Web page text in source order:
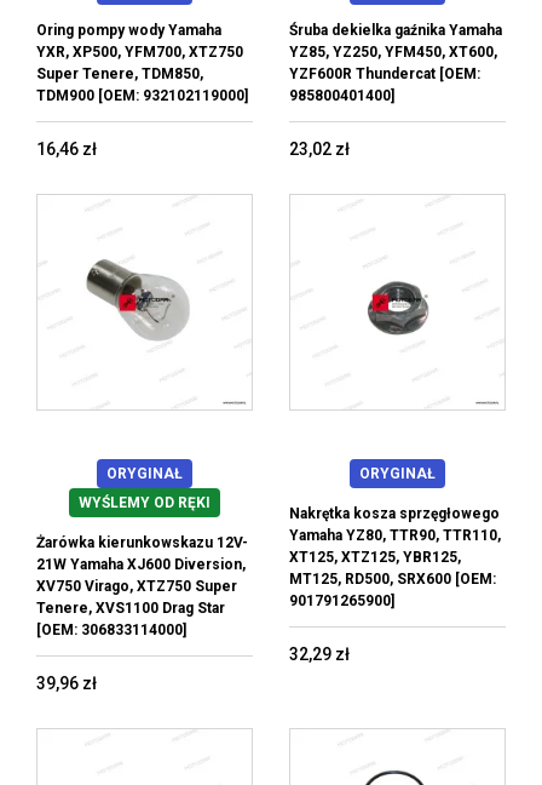
Oring pompy wody Yamaha
YXR, XP500, YFM700, XTZ750
Super Tenere, TDM850,
TDM900 [OEM: 932102119000]
16,46 zł
Śruba dekielka gaźnika Yamaha
YZ85, YZ250, YFM450, XT600,
YZF600R Thundercat [OEM:
985800401400]
23,02 zł
ORYGINAŁ
WYŚLEMY OD RĘKI
Żarówka kierunkowskazu 12V-
21W Yamaha XJ600 Diversion,
XV750 Virago, XTZ750 Super
Tenere, XVS1100 Drag Star
[OEM: 306833114000]
39,96 zł
ORYGINAŁ
Nakrętka kosza sprzęgłowego
Yamaha YZ80, TTR90, TTR110,
XT125, XTZ125, YBR125,
MT125, RD500, SRX600 [OEM:
901791265900]
32,29 zł